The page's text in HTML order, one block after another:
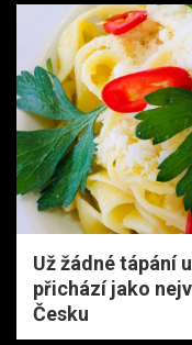
Už žádné tápání
přichází jako
Česku